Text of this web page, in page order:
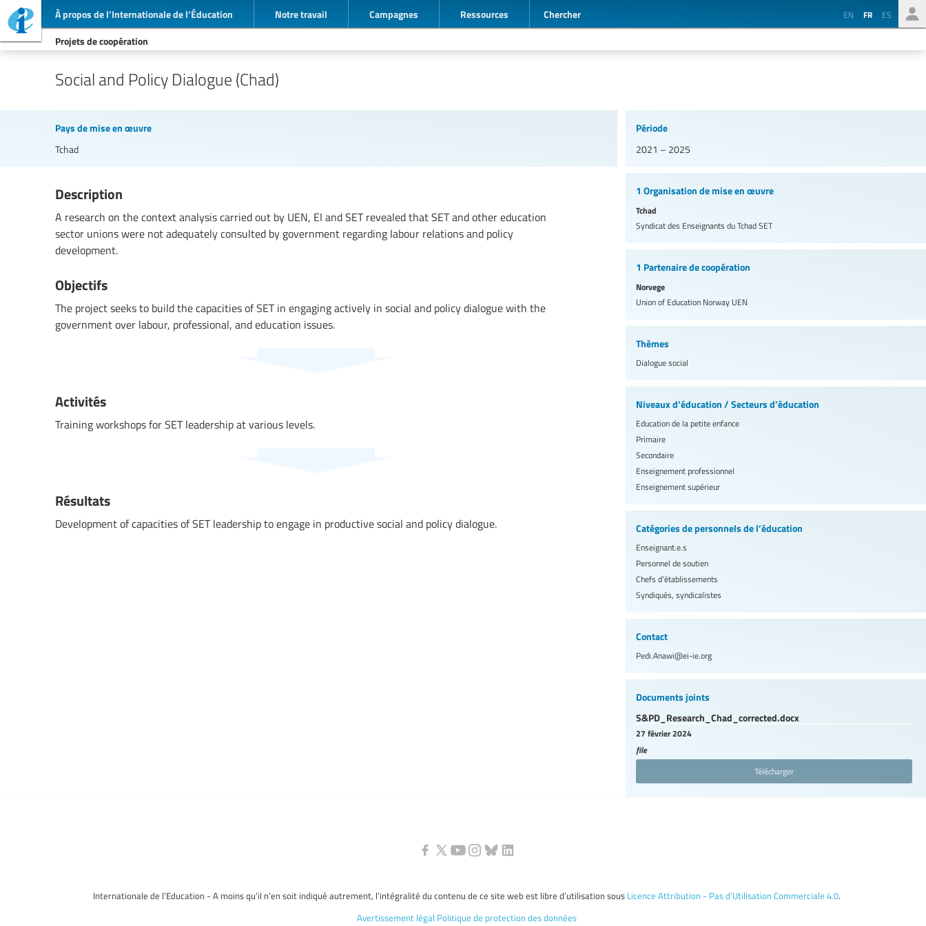
À propos de l’Internationale de l’Éducation Notre travail Campagnes Ressources Chercher EN FR ES
Projets de coopération
Social and Policy Dialogue (Chad)
Pays de mise en œuvre
Tchad
Description
A research on the context analysis carried out by UEN, EI and SET revealed that SET and other education
sector unions were not adequately consulted by government regarding labour relations and policy
development.
Objectifs
The project seeks to build the capacities of SET in engaging actively in social and policy dialogue with the
government over labour, professional, and education issues.
Activités
Training workshops for SET leadership at various levels.
Résultats
Development of capacities of SET leadership to engage in productive social and policy dialogue.
Période
2021 – 2025
1 Organisation de mise en œuvre
Tchad
Syndicat des Enseignants du TchadSET
1 Partenaire de coopération
Norvege
Union of Education Norway UEN
Thèmes
Dialogue social
Niveaux d’éducation / Secteurs d’éducation
Education de la petite enfance
Primaire
Secondaire
Enseignement professionnel
Enseignement supérieur
Catégories de personnels de l’éducation
Enseignant.e.s
Personnel de soutien
Chefs d’établissements
Syndiqués, syndicalistes
Contact
Pedi.Anawi@ei-ie.org
Documents joints
S&PD_Research_Chad_corrected.docx
27 février 2024
file
Télécharger
Internationale de l’Education - A moins qu’il n’en soit indiqué autrement, l’intégralité du contenu de ce site web est libre d’utilisation sous Licence Attribution - Pas d’Utilisation Commerciale 4.0.
Avertissement légal Politique de protection des données